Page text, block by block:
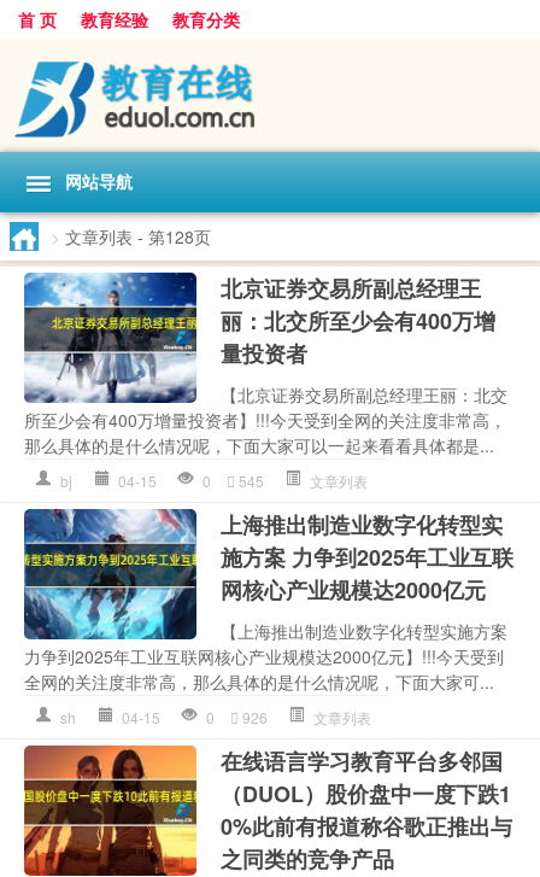
首 页 教育经验 教育分类
网站导航
> 文章列表 - 第128页
北京证券交易所副总经理王
丽：北交所至少会有400万增
量投资者
【北京证券交易所副总经理王丽：北交
所至少会有400万增量投资者】!!!今天受到全网的关注度非常高，
那么具体的是什么情况呢，下面大家可以一起来看看具体都是...
bj 04-15 0 545 文章列表
上海推出制造业数字化转型实
施方案 力争到2025年工业互联
网核心产业规模达2000亿元
【上海推出制造业数字化转型实施方案
力争到2025年工业互联网核心产业规模达2000亿元】!!!今天受到
全网的关注度非常高，那么具体的是什么情况呢，下面大家可...
sh 04-15 0 926 文章列表
在线语言学习教育平台多邻国
（DUOL）股价盘中一度下跌1
0%此前有报道称谷歌正推出与
之同类的竞争产品